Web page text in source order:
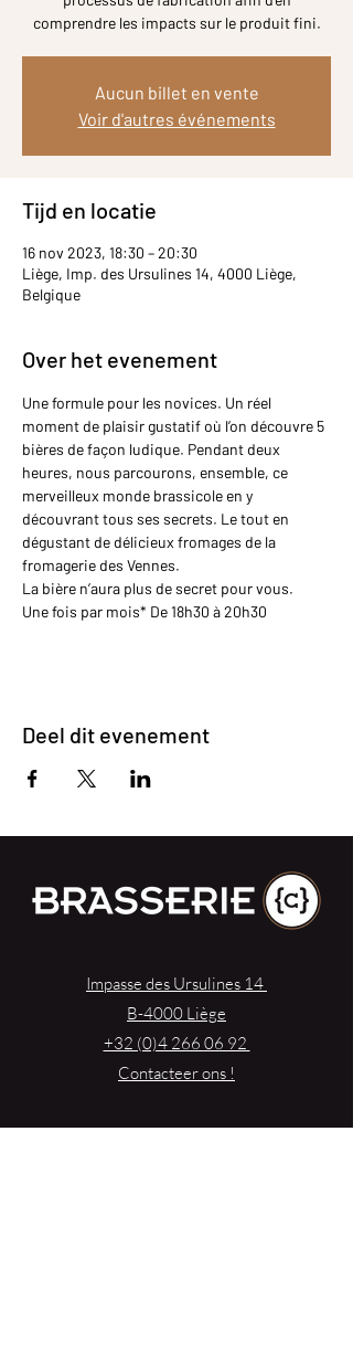
comprendre les impacts sur le produit fini.
Aucun billet en vente
Voir d'autres événements
Tijd en locatie
16 nov 2023, 18:30 – 20:30
Liège, Imp. des Ursulines 14, 4000 Liège,
Belgique
Over het evenement
Une formule pour les novices. Un réel
moment de plaisir gustatif où l’on découvre 5
bières de façon ludique. Pendant deux
heures, nous parcourons, ensemble, ce
merveilleux monde brassicole en y
découvrant tous ses secrets. Le tout en
dégustant de délicieux fromages de la
fromagerie des Vennes.
La bière n’aura plus de secret pour vous.
Une fois par mois* De 18h30 à 20h30
Deel dit evenement
Impasse des Ursulines 14
B-4000 Liège
+32 (0)4 266 06 92
Contacteer ons !